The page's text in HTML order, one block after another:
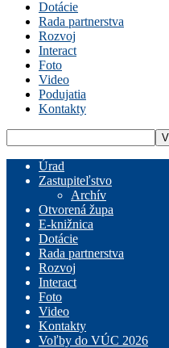
Dotácie
Rada partnerstva
Rozvoj
Interact
Foto
Video
Podujatia
Kontakty
Úrad
Zastupiteľstvo
Archív
Otvorená župa
E-knižnica
Dotácie
Rada partnerstva
Rozvoj
Interact
Foto
Video
Kontakty
Voľby do VÚC 2026